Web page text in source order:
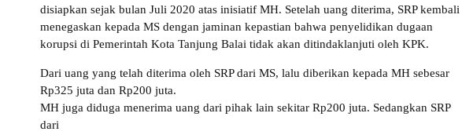
disiapkan sejak bulan Juli 2020 atas inisiatif MH. Setelah uang diterima, SRP kembali
menegaskan kepada MS dengan jaminan kepastian bahwa penyelidikan dugaan
korupsi di Pemerintah Kota Tanjung Balai tidak akan ditindaklanjuti oleh KPK.
Dari uang yang telah diterima oleh SRP dari MS, lalu diberikan kepada MH sebesar
Rp325 juta dan Rp200 juta.
MH juga diduga menerima uang dari pihak lain sekitar Rp200 juta. Sedangkan SRP
dari